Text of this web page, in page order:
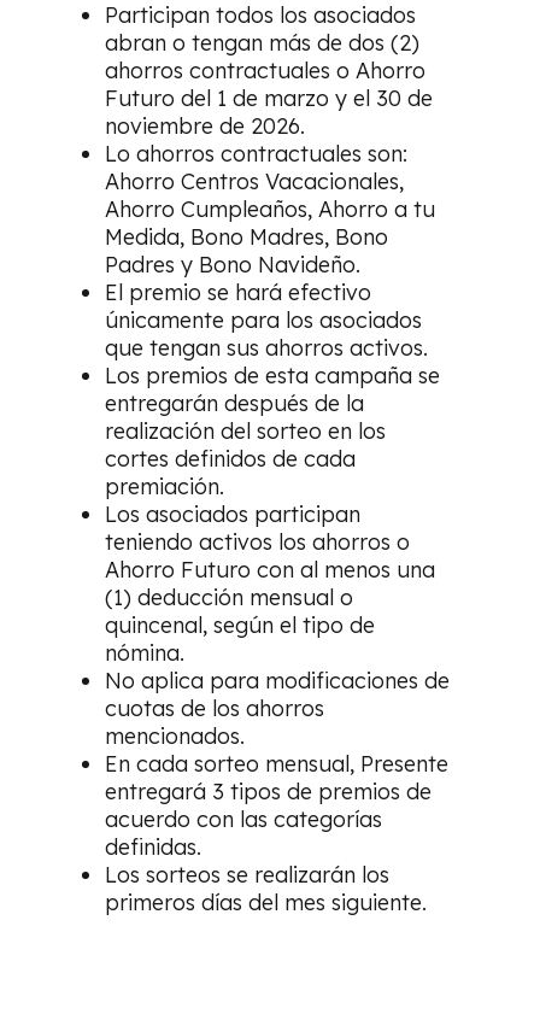
Participan todos los asociados
abran o tengan más de dos (2)
ahorros contractuales o Ahorro
Futuro del 1 de marzo y el 30 de
noviembre de 2026.
Lo ahorros contractuales son:
Ahorro Centros Vacacionales,
Ahorro Cumpleaños, Ahorro a tu
Medida, Bono Madres, Bono
Padres y Bono Navideño.
El premio se hará efectivo
únicamente para los asociados
que tengan sus ahorros activos.
Los premios de esta campaña se
entregarán después de la
realización del sorteo en los
cortes definidos de cada
premiación.
Los asociados participan
teniendo activos los ahorros o
Ahorro Futuro con al menos una
(1) deducción mensual o
quincenal, según el tipo de
nómina.
No aplica para modificaciones de
cuotas de los ahorros
mencionados.
En cada sorteo mensual, Presente
entregará 3 tipos de premios de
acuerdo con las categorías
definidas.
Los sorteos se realizarán los
primeros días del mes siguiente.